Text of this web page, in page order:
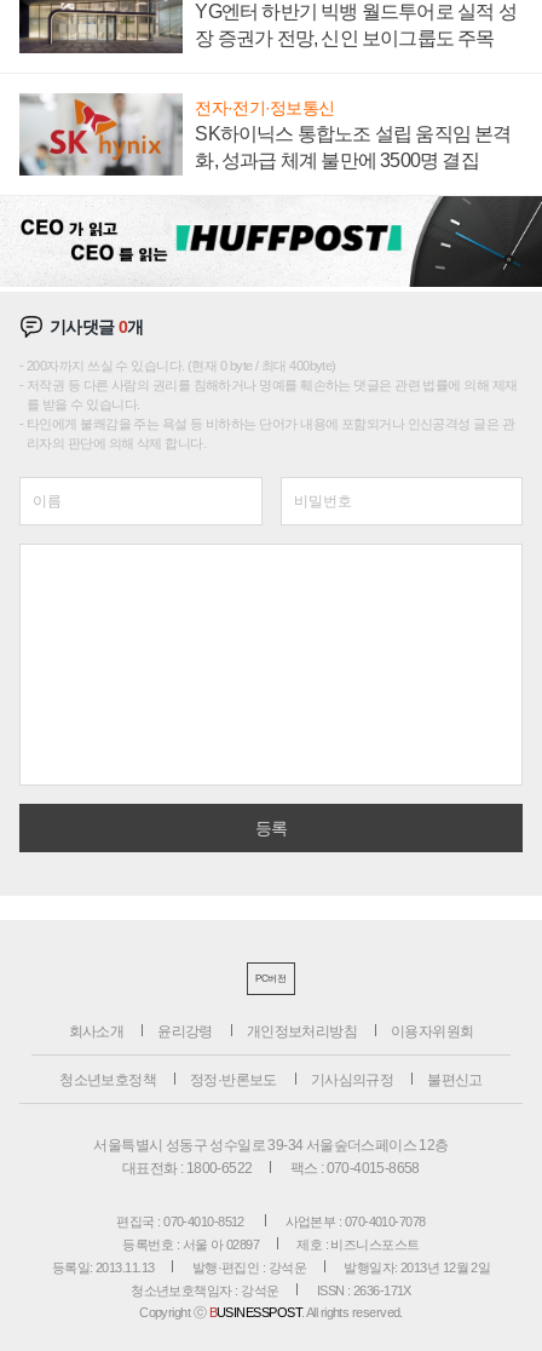
YG엔터 하반기 빅뱅 월드투어로 실적 성
장 증권가 전망, 신인 보이그룹도 주목
전자·전기·정보통신
SK하이닉스 통합노조 설립 움직임 본격
화, 성과급 체계 불만에 3500명 결집
기사댓글0개
200자까지 쓰실 수 있습니다. (현재 0 byte / 최대 400byte)
저작권 등 다른 사람의 권리를 침해하거나 명예를 훼손하는 댓글은 관련 법률에 의해 제재
를 받을 수 있습니다.
타인에게 불쾌감을 주는 욕설 등 비하하는 단어가 내용에 포함되거나 인신공격성 글은 관
리자의 판단에 의해 삭제 합니다.
PC버전
회사소개 윤리강령 개인정보처리방침 이용자위원회
청소년보호정책 정정·반론보도 기사심의규정 불편신고
서울특별시 성동구 성수일로 39-34 서울숲더스페이스 12층
대표전화 : 1800-6522
팩스 : 070-4015-8658
편집국 : 070-4010-8512
사업본부 : 070-4010-7078
등록번호 : 서울 아 02897
제호 : 비즈니스포스트
등록일: 2013.11.13
발행·편집인 : 강석운
발행일자: 2013년 12월 2일
청소년보호책임자 : 강석운
ISSN : 2636-171X
Copyright ⓒ BUSINESSPOST. All rights reserved.